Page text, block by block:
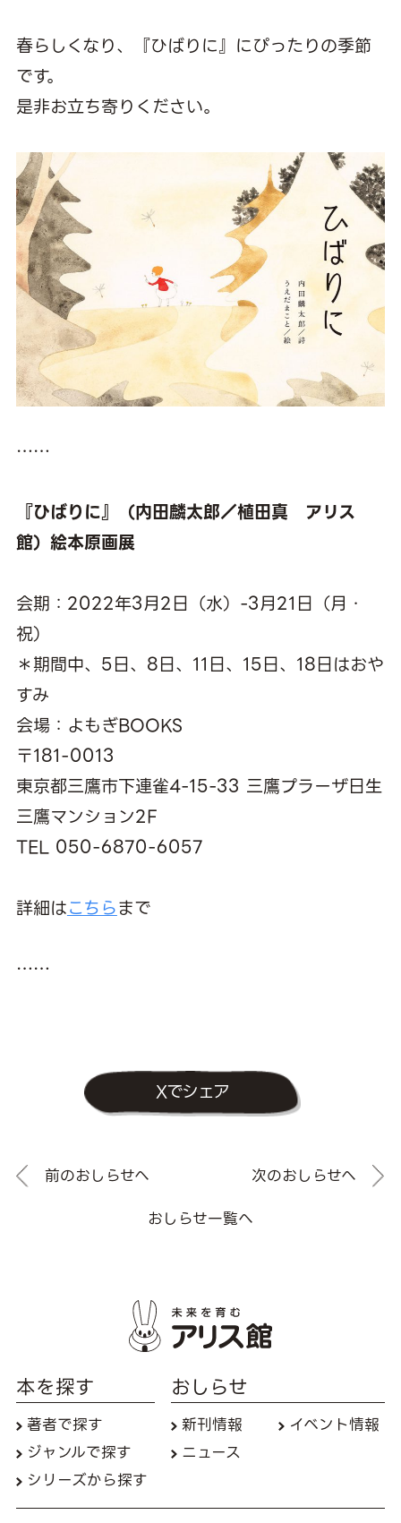
春らしくなり、『ひばりに』にぴったりの季節
です。
是非お立ち寄りください。
……
『ひばりに』（内田麟太郎／植田真 アリス
館）絵本原画展
会期：2022年3月2日（水）-3月21日（月・
祝）
＊期間中、5日、8日、11日、15日、18日はおや
すみ
会場：よもぎBOOKS
〒181-0013
東京都三鷹市下連雀4-15-33 三鷹プラーザ日生
三鷹マンション2F
TEL 050-6870-6057
詳細はこちらまで
……
Xでシェア
前のおしらせへ
おしらせ一覧へ
次のおしらせへ
本を探す
著者で探す
ジャンルで探す
シリーズから探す
おしらせ
新刊情報
イベント情報
ニュース